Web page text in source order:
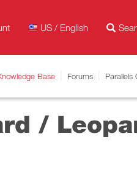
US / English
Base Forums Parallels
/